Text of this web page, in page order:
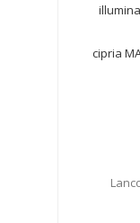
cipria